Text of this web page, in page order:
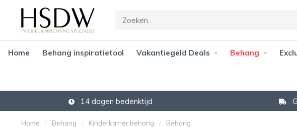
Home Behang inspiratietool Vakantiegeld Deals Behang
14 dagen bedenktijd
Home / Behang / Kinderkamer behang / Behang